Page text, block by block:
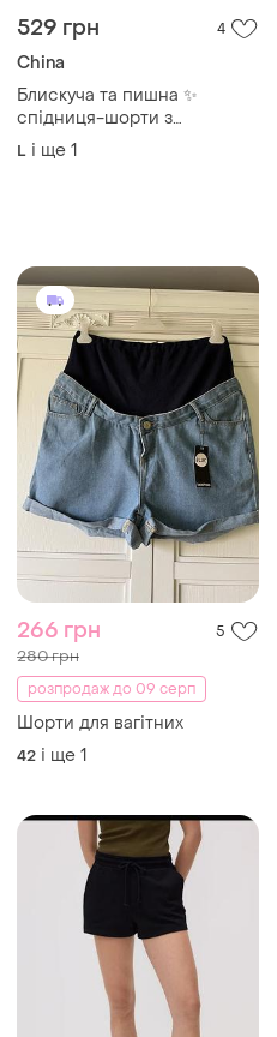
529 грн 4
China
Блискуча та пишна ✨
спідниця-шорти з
люрексом 💖 чорна міні
спідниця-шорти з рюшами
L і ще 1
266 грн 5
280 грн
розпродаж до 09 серп
Шорти для вагітних
42 і ще 1